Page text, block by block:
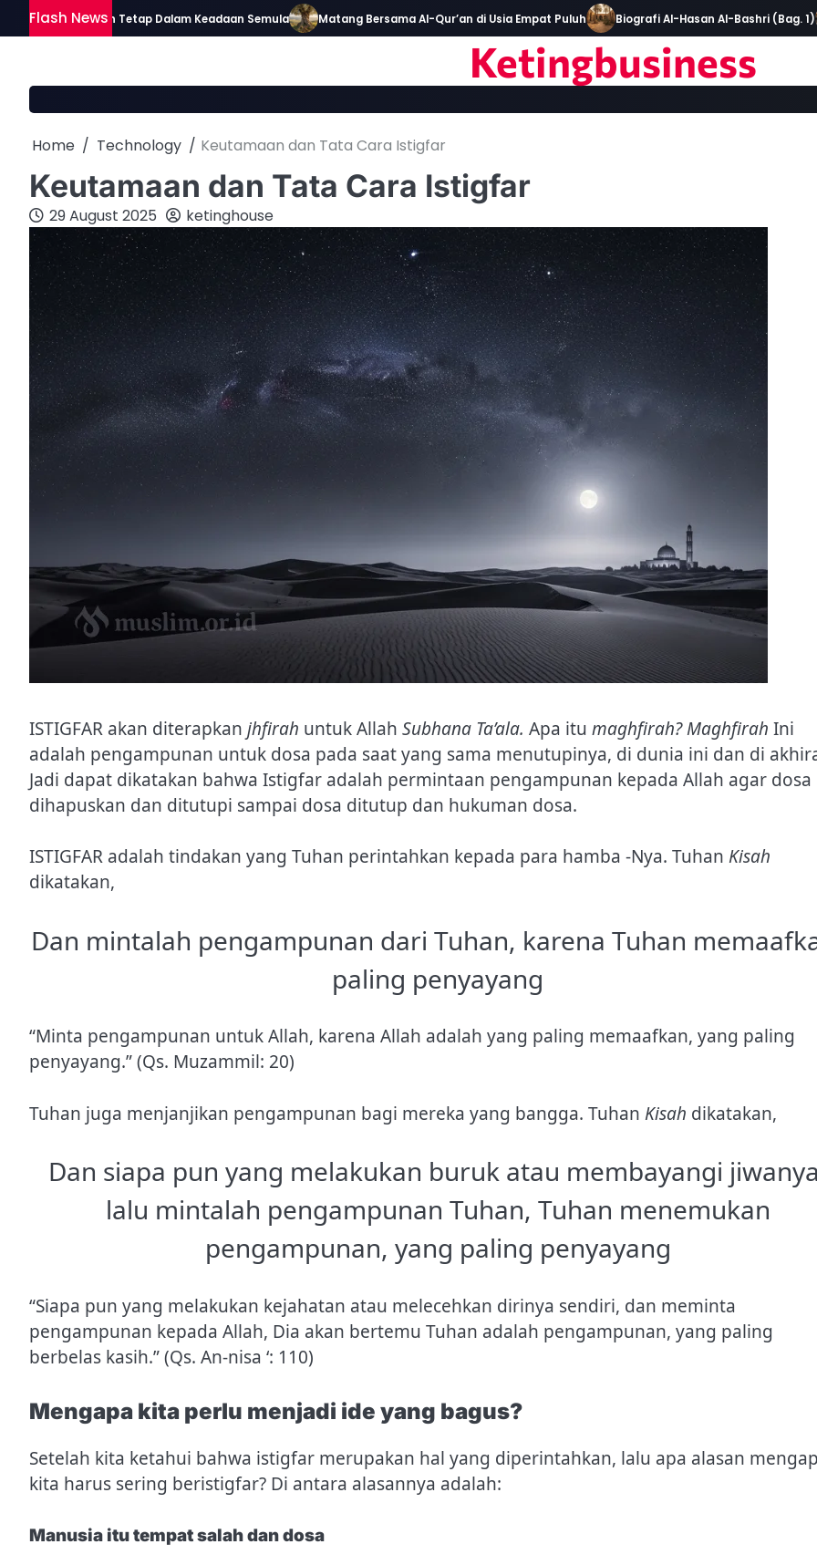
to
Flash News
adalah Tetap Dalam Keadaan Semula Matang Bersama Al-Qur’an di Usia Empat Puluh Biografi Al-Hasan Al-Bashri (Bag. 1)
Ketingbusiness
Home Technology Keutamaan dan Tata Cara Istigfar
Keutamaan dan Tata Cara Istigfar
29 August 2025 ketinghouse
ISTIGFAR akan diterapkan jhfirah untuk Allah Subhana Ta’ala. Apa itu maghfirah? Maghfirah Ini
adalah pengampunan untuk dosa pada saat yang sama menutupinya, di dunia ini dan di
Jadi dapat dikatakan bahwa Istigfar adalah permintaan pengampunan kepada Allah agar dosa
dihapuskan dan ditutupi sampai dosa ditutup dan hukuman dosa.
ISTIGFAR adalah tindakan yang Tuhan perintahkan kepada para hamba -Nya. Tuhan Kisah
dikatakan,
Dan mintalah pengampunan dari Tuhan, karena Tuhan
paling penyayang
“Minta pengampunan untuk Allah, karena Allah adalah yang paling memaafkan, yang paling
penyayang.” (Qs. Muzammil: 20)
Tuhan juga menjanjikan pengampunan bagi mereka yang bangga. Tuhan Kisah dikatakan,
Dan siapa pun yang melakukan buruk atau membayangi
lalu mintalah pengampunan Tuhan, Tuhan menemukan
pengampunan, yang paling penyayang
“Siapa pun yang melakukan kejahatan atau melecehkan dirinya sendiri, dan meminta
pengampunan kepada Allah, Dia akan bertemu Tuhan adalah pengampunan, yang paling
berbelas kasih.” (Qs. An-nisa ‘: 110)
Mengapa kita perlu menjadi ide yang bagus?
Setelah kita ketahui bahwa istigfar merupakan hal yang diperintahkan, lalu apa alasan
kita harus sering beristigfar? Di antara alasannya adalah:
Manusia itu tempat salah dan dosa